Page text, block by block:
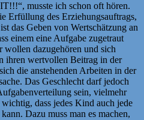
musste ich schon oft hören.
Erfüllung des Erziehungsauftrags,
das Geben von Wertschätzung an
einem eine Aufgabe zugetraut
dazugehören und sich
ihren wertvollen Beitrag in der
die anstehenden Arbeiten in der
Das Geschlecht darf jedoch
sein, vielmehr
dass jedes Kind auch jede
Dazu muss man es machen,